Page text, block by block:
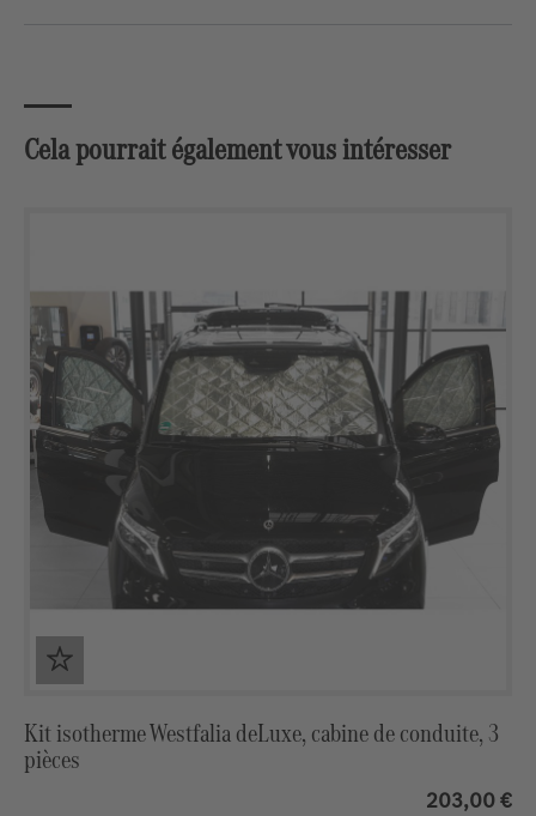
Cela pourrait également vous intéresser
Kit isotherme Westfalia deLuxe, cabine de conduite, 3
pièces
203,00 €